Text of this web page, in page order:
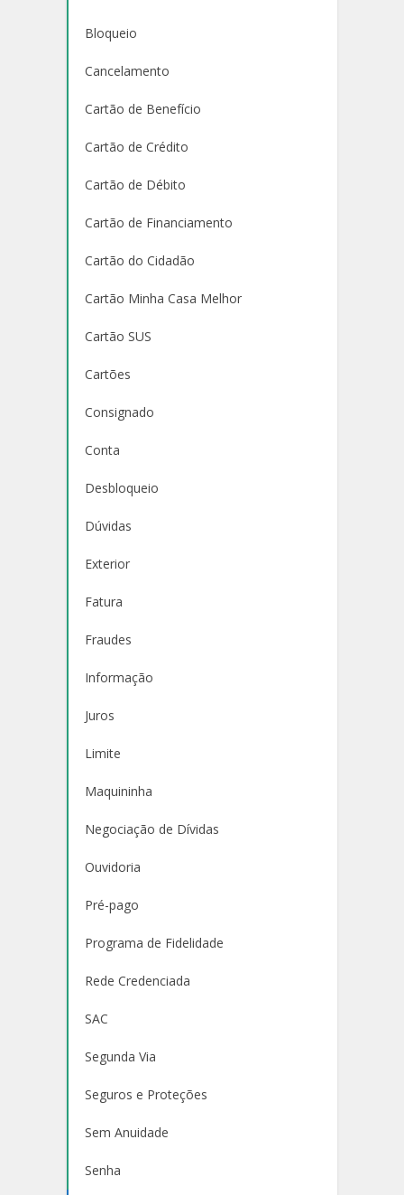
Bloqueio
Cancelamento
Cartão de Benefício
Cartão de Crédito
Cartão de Débito
Cartão de Financiamento
Cartão do Cidadão
Cartão Minha Casa Melhor
Cartão SUS
Cartões
Consignado
Conta
Desbloqueio
Dúvidas
Exterior
Fatura
Fraudes
Informação
Juros
Limite
Maquininha
Negociação de Dívidas
Ouvidoria
Pré-pago
Programa de Fidelidade
Rede Credenciada
SAC
Segunda Via
Seguros e Proteções
Sem Anuidade
Senha